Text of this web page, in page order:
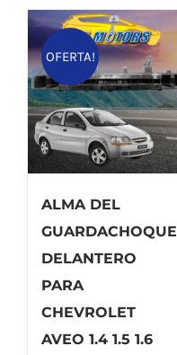
OFERTA!
ALMA DEL
GUARDACHOQUE
DELANTERO
PARA
CHEVROLET
AVEO 1.4 1.5 1.6